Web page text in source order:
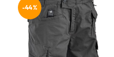
-44%